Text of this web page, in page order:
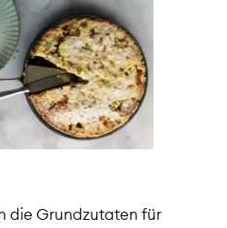
die Grundzutaten für